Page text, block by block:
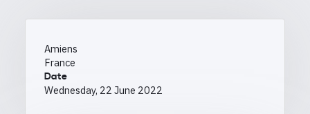
Amiens
France
Date
Wednesday, 22 June 2022